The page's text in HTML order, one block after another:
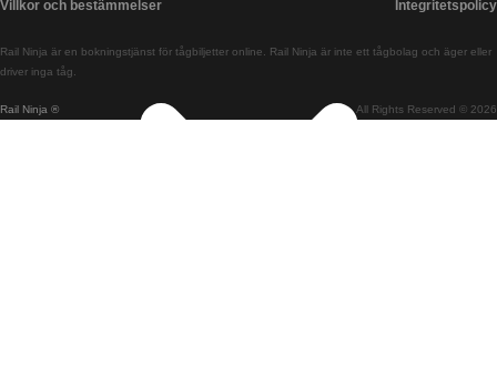
Tåg från Budapest till Bratislava
Rail Ninja ® All Rights Reserved © 2026
Rail Ninja är en bokningstjänst för tågbiljetter online. Rail Ninja är inte ett tågbolag och äger eller
driver inga tåg.
Villkor och bestämmelser Integritetspolicy